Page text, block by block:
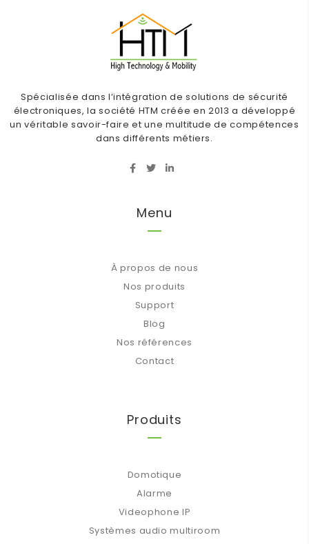
Spécialisée dans l’intégration de solutions de sécurité
électroniques, la société HTM créée en 2013 a développé
un véritable savoir-faire et une multitude de compétences
dans différents métiers.
Menu
À propos de nous
Nos produits
Support
Blog
Nos références
Contact
Produits
Domotique
Alarme
Videophone IP
Systèmes audio multiroom